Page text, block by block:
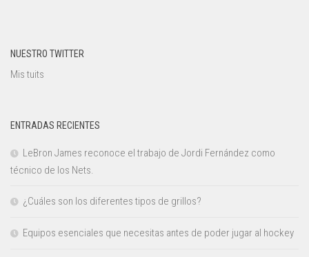
NUESTRO TWITTER
Mis tuits
ENTRADAS RECIENTES
LeBron James reconoce el trabajo de Jordi Fernández como
técnico de los Nets.
¿Cuáles son los diferentes tipos de grillos?
Equipos esenciales que necesitas antes de poder jugar al hockey